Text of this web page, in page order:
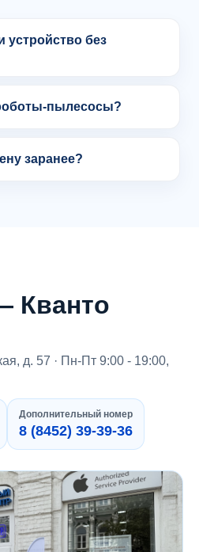
устройство без
пылесосы?
заранее?
Кванто
д. 57 · Пн-Пт 9:00 - 19:00,
Дополнительный номер
8 (8452) 39-39-36